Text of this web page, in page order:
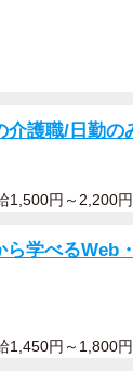
介護職/日勤の
1,500円～2,200円
学べるWeb
1,450円～1,800円